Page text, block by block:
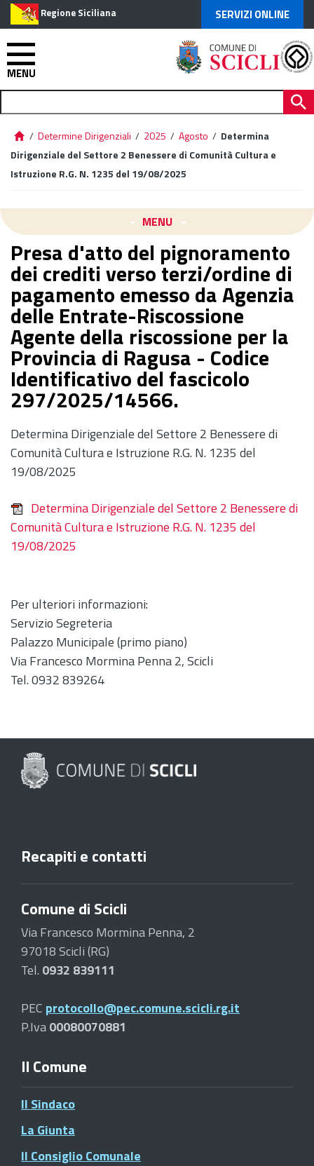
Regione Siciliana SERVIZI ONLINE
MENU
/ Determine Dirigenziali / 2025 / Agosto / Determina
Dirigenziale del Settore 2 Benessere di Comunità Cultura e
Istruzione R.G. N. 1235 del 19/08/2025
MENU
Presa d'atto del pignoramento
dei crediti verso terzi/ordine di
pagamento emesso da Agenzia
delle Entrate-Riscossione
Agente della riscossione per la
Provincia di Ragusa - Codice
Identificativo del fascicolo
297/2025/14566.
Determina Dirigenziale del Settore 2 Benessere di
Comunità Cultura e Istruzione R.G. N. 1235 del
19/08/2025
Determina Dirigenziale del Settore 2 Benessere di
Comunità Cultura e Istruzione R.G. N. 1235 del
19/08/2025
Per ulteriori informazioni:
Servizio Segreteria
Palazzo Municipale (primo piano)
Via Francesco Mormina Penna 2, Scicli
Tel. 0932 839264
Recapiti e contatti
Comune di Scicli
Via Francesco Mormina Penna, 2
97018 Scicli (RG)
Tel. 0932 839111
PEC protocollo@pec.comune.scicli.rg.it
P.Iva00080070881
Il Comune
Il Sindaco
La Giunta
Il Consiglio Comunale